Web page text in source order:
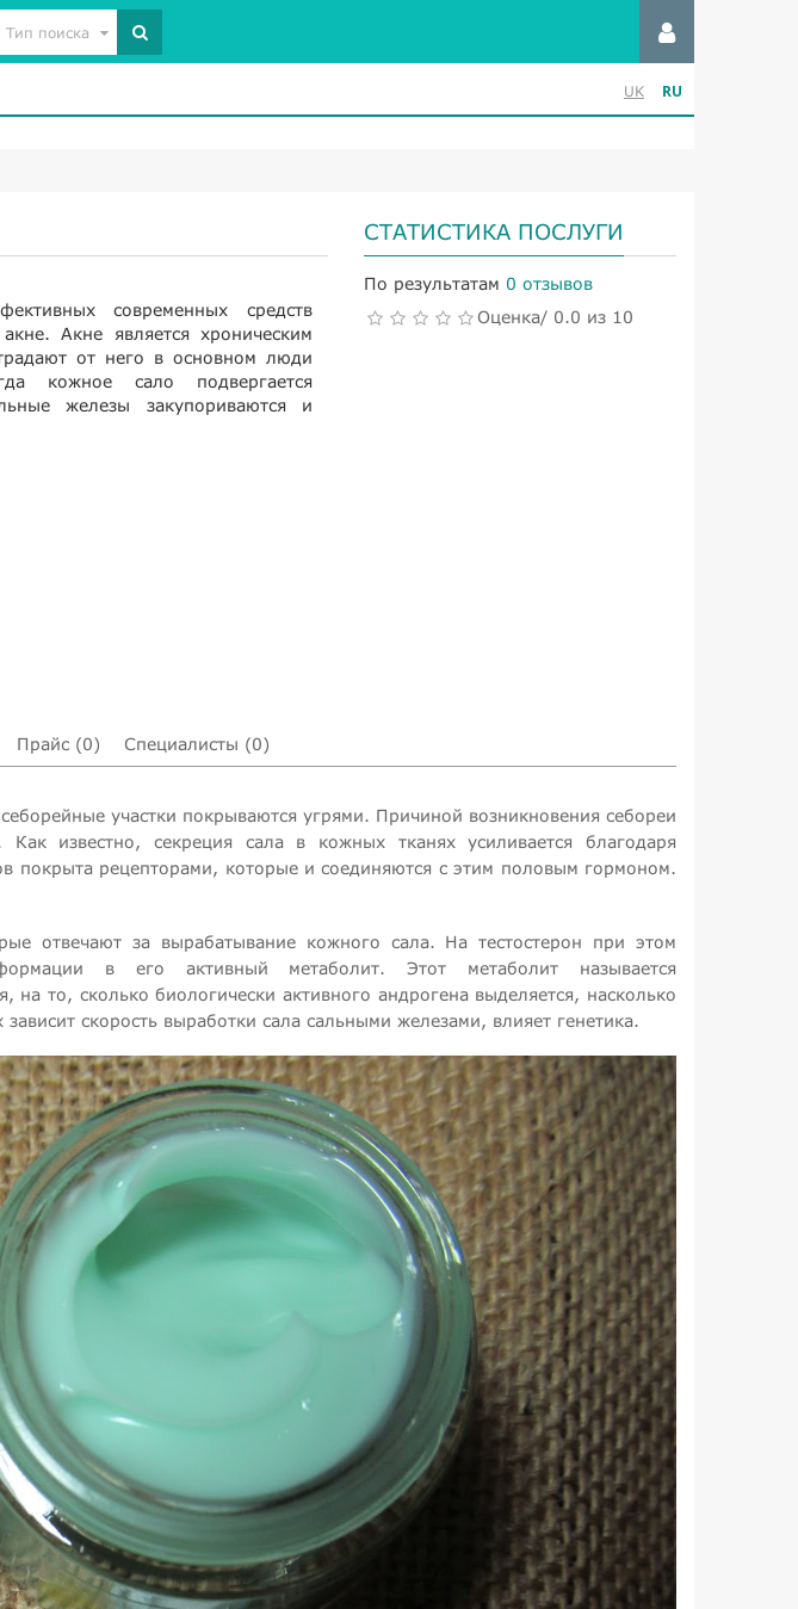
Тип поиска
UK RU
современных средств
Акне является хроническим
от него в основном люди
кожное сало подвергается
железы закупориваются и
СТАТИСТИКА ПОСЛУГИ
По результатам 0 отзывов
Оценка/ 0.0 из 10
Прайс (0) Специалисты (0)
участки покрываются угрями. Причиной возникновения себореи
известно, секреция сала в кожных тканях усиливается благодаря
покрыта рецепторами, которые и соединяются с этим половым гормоном.
отвечают за вырабатывание кожного сала. На тестостерон при этом
в его активный метаболит. Этот метаболит называется
то, сколько биологически активного андрогена выделяется, насколько
скорость выработки сала сальными железами, влияет генетика.